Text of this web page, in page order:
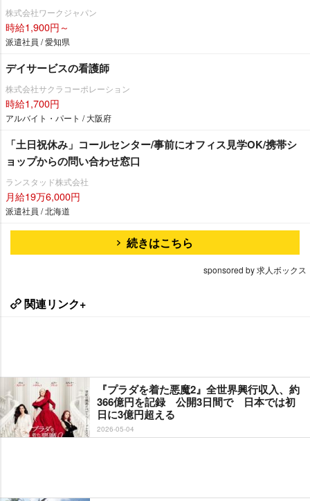
株式会社ワークジャパン
時給1,900円～
派遣社員 / 愛知県
デイサービスの看護師
株式会社サクラコーポレーション
時給1,700円
アルバイト・パート / 大阪府
「土日祝休み」コールセンター/事前にオフィス見学OK/携帯シ
ョップからの問い合わせ窓口
ランスタッド株式会社
月給19万6,000円
派遣社員 / 北海道
続きはこちら
sponsored by 求人ボックス
関連リンク+
『プラダを着た悪魔2』全世界興行収入、約
366億円を記録 公開3日間で 日本では初
日に3億円超える
2026-05-04